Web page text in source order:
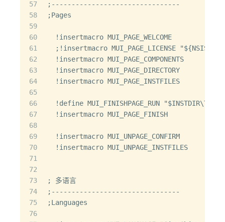
57
58
59
60
61
62
63
64
65
66
67
68
69
70
71
72
73
74
75
76
;--------------------------------
;Pages
  !insertmacro MUI_PAGE_WELCOME
;!insertmacro MUI_PAGE_LICENSE
  !insertmacro MUI_PAGE_COMPONENTS
  !insertmacro MUI_PAGE_DIRECTORY
  !insertmacro MUI_PAGE_INSTFILES
!define MUI_FINISHPAGE_RUN
  !insertmacro MUI_PAGE_FINISH
  !insertmacro MUI_UNPAGE_CONFIRM
  !insertmacro MUI_UNPAGE_INSTFILES
; 多语言
;--------------------------------
;Languages